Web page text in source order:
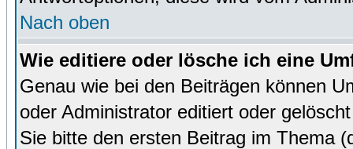
Nach oben
Wie editiere oder lösche ich eine
Genau wie bei den Beiträgen können
oder Administrator editiert oder
Sie bitte den ersten Beitrag im Thema